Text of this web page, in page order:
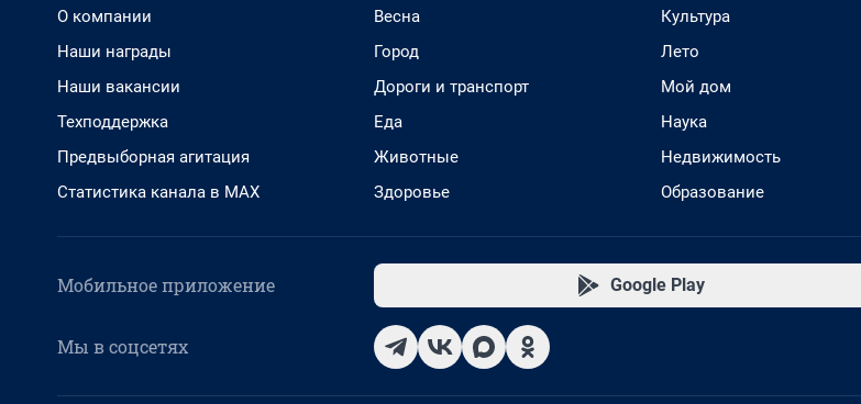
О компании
Наши награды
Наши вакансии
Техподдержка
Предвыборная агитация
Статистика канала в MAX
Весна
Город
Дороги и транспорт
Еда
Животные
Здоровье
Культура
Лето
Мой дом
Наука
Недвижимость
Образование
Мобильное приложение Google Play
Мы в соцсетях